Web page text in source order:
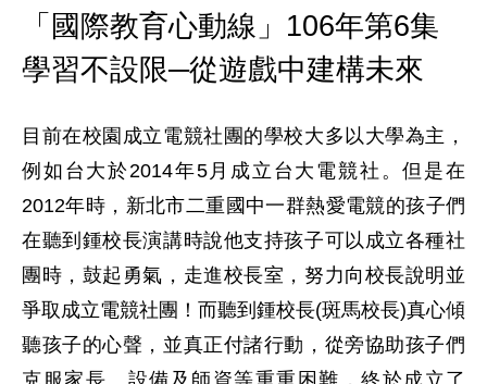
「國際教育心動線」106年第6集
學習不設限─從遊戲中建構未來
目前在校園成立電競社團的學校大多以大學為主，
例如台大於2014年5月成立台大電競社。但是在
2012年時，新北市二重國中一群熱愛電競的孩子們
在聽到鍾校長演講時說他支持孩子可以成立各種社
團時，鼓起勇氣，走進校長室，努力向校長說明並
爭取成立電競社團！而聽到鍾校長(斑馬校長)真心傾
聽孩子的心聲，並真正付諸行動，從旁協助孩子們
克服家長、設備及師資等重重困難，終於成立了